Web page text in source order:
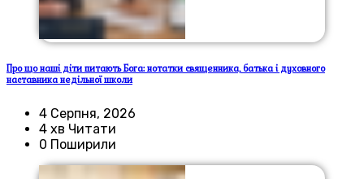
Про що наші діти питають Бога: нотатки священника, батька і духовного
наставника недільної школи
4 Серпня, 2026
4 хв Читати
0 Поширили